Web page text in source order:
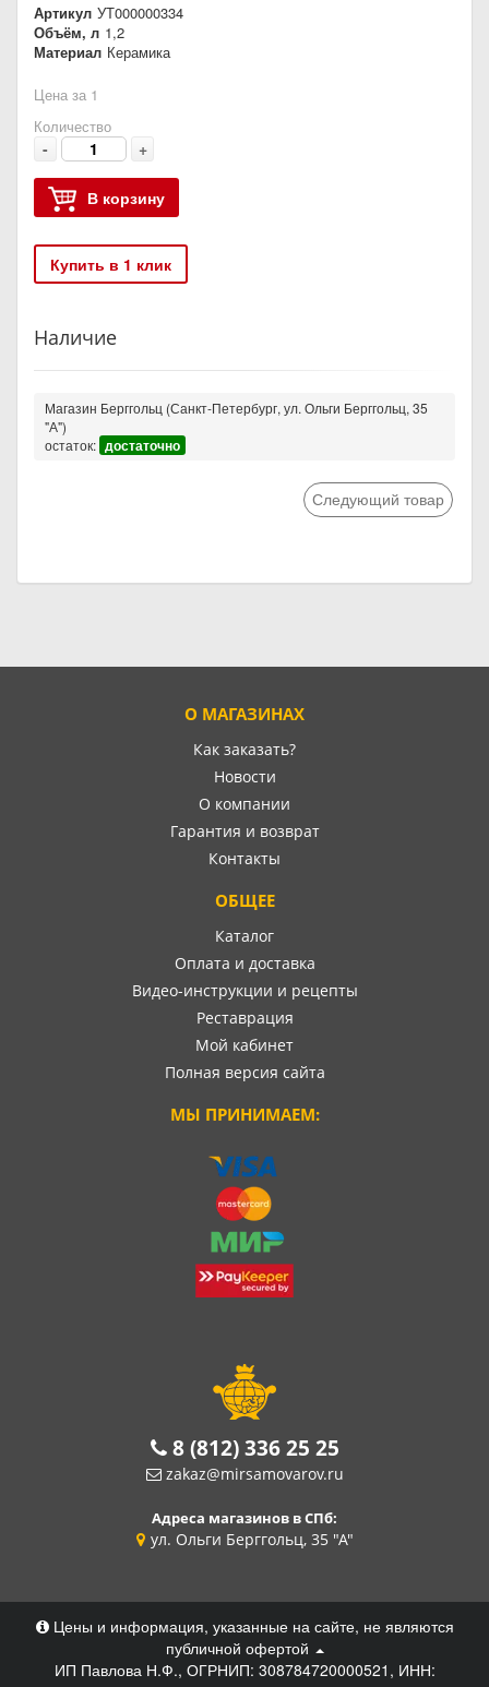
Артикул УТ000000334
Объём, л 1,2
Материал Керамика
Цена за 1
Количество
- +
В корзину
Купить в 1 клик
Наличие
Магазин Берггольц (Санкт-Петербург, ул. Ольги Берггольц, 35
"А")
остаток: достаточно
Следующий товар
О МАГАЗИНАХ
Как заказать?
Новости
О компании
Гарантия и возврат
Контакты
ОБЩЕЕ
Каталог
Оплата и доставка
Видео-инструкции и рецепты
Реставрация
Мой кабинет
Полная версия сайта
МЫ ПРИНИМАЕМ:
8 (812) 336 25 25
zakaz@mirsamovarov.ru
Адреса магазинов в СПб:
ул. Ольги Берггольц, 35 "А"
Цены и информация, указанные на сайте, не являются
публичной офертой
ИП Павлова Н.Ф., ОГРНИП: 308784720000521, ИНН: